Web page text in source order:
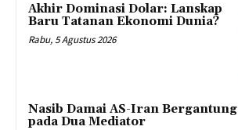
Akhir Dominasi Dolar: Lanskap
Baru Tatanan Ekonomi Dunia?
Rabu, 5 Agustus 2026
Nasib Damai AS-Iran Bergantung
pada Dua Mediator